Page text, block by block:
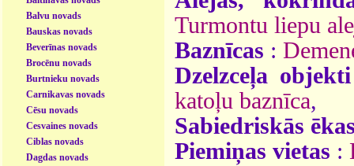
Balvu novads
Bauskas novads
Beverīnas novads
Brocēnu novads
Burtnieku novads
Carnikavas novads
Cēsu novads
Cesvaines novads
Ciblas novads
Dagdas novads
Turmontu liepu
Baznīcas :
Dzelzceļa objekti
katoļu baznīca,
Sabiedriskās
Piemiņas vietas :